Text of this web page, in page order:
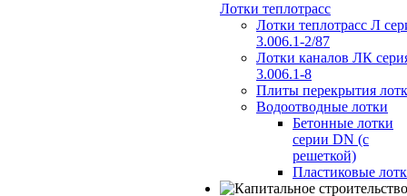
Лотки теплотрасс
Лотки теплотрасс Л
3.006.1-2/87
Лотки каналов ЛК
3.006.1-8
Плиты перекрытия
Водоотводные лотки
Бетонные лотки
серии DN (с
решеткой)
Пластиковые